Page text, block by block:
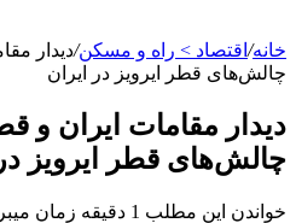
خانه/ اقتصاد > راه و مسکن/دیدار
چالش‌های قطر ایرویز در ایران
دیدار مقامات ایران و
چالش‌های قطر ایرویز
خواندن این مطلب 1 دقیقه زمان میبرد